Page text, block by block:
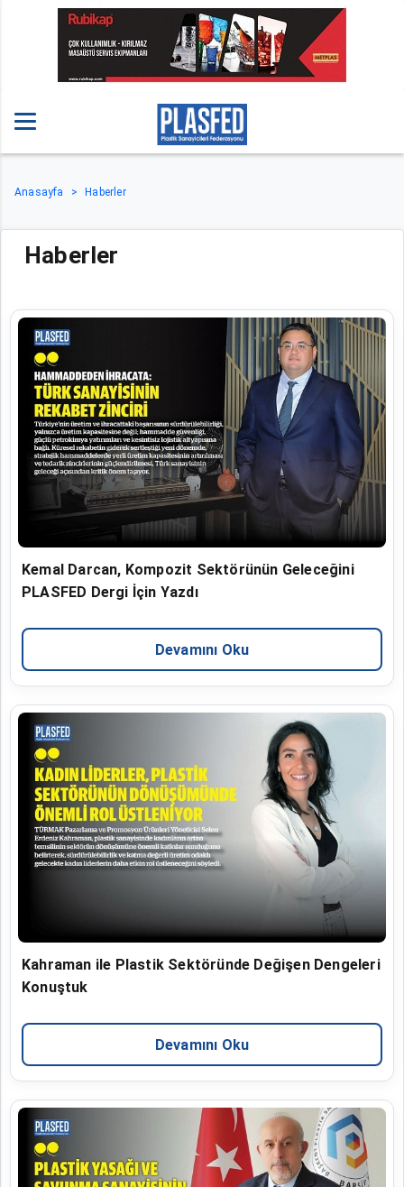
Anasayfa Haberler
Haberler
Kemal Darcan, Kompozit Sektörünün Geleceğini
PLASFED Dergi İçin Yazdı
Devamını Oku
Kahraman ile Plastik Sektöründe Değişen Dengeleri
Konuştuk
Devamını Oku